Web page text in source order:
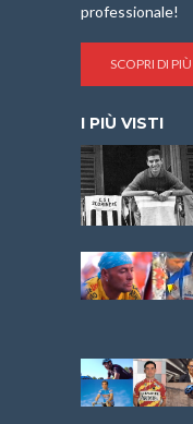
professionale!
SCOPRI DI PIÙ
I PIÙ VISTI